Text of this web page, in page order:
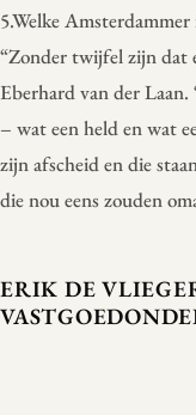
5.Welke
“Zonder twijfel zijn dat
Eberhard van der Laan.
– wat een held en wat
zijn afscheid en die
die nou eens zouden
ERIK DE